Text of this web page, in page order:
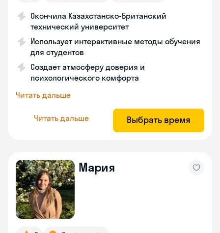
Окончила Казахстанско-Британский
технический университет
Использует интерактивные методы обучения
для студентов
Создает атмосферу доверия и
психологического комфорта
Читать дальше
Читать дальше Выбрать время
Мария